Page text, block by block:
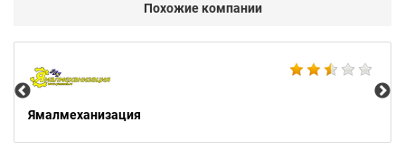
Похожие компании
Ямалмеханизация